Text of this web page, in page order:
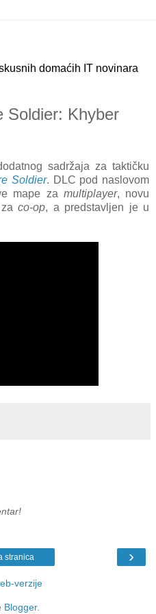
domaćih IT novinara
Soldier: Khyber
sadržaja za taktičku
Soldier. DLC pod naslovom
mape za multiplayer, novu
zaco-op, a predstavljen je u
›
stranica
verzije
Blogger.